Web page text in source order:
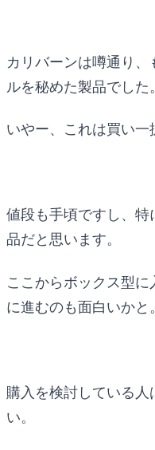
カリバーンは噂通り
ルを秘めた製品でした。
いやー、これは買い一
値段も手頃ですし、特
品だと思います。
ここからボックス型
に進むのも面白いかと。
購入を検討している人
い。